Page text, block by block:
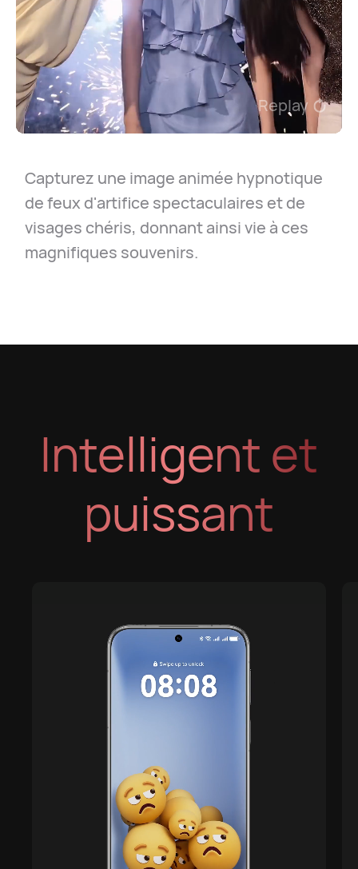
Replay
Capturez une image animée hypnotique
de feux d'artifice spectaculaires et de
visages chéris, donnant ainsi vie à ces
magnifiques souvenirs.
Intelligent et
puissant